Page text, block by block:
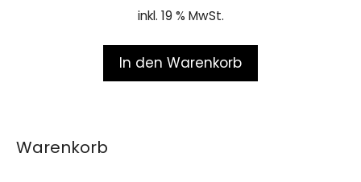
f
inkl. 19 % MwSt.
In den Warenkorb
Warenkorb